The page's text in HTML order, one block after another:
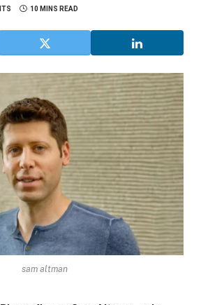
10 MINS READ
sam altman